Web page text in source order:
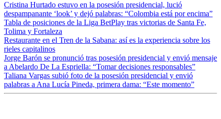
Cristina Hurtado estuvo en la posesión presidencial, lució
despampanante ‘look’ y dejó palabras: “Colombia está por encima”
Tabla de posiciones de la Liga BetPlay tras victorias de Santa Fe,
Tolima y Fortaleza
Restaurante en el Tren de la Sabana: así es la experiencia sobre los
rieles capitalinos
Jorge Barón se pronunció tras posesión presidencial y envió mensaje
a Abelardo De La Espriella: “Tomar decisiones responsables”
Taliana Vargas subió foto de la posesión presidencial y envió
palabras a Ana Lucía Pineda, primera dama: “Este momento”